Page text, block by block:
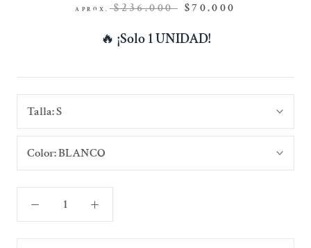
APROX. $236.000 $70.000
🔥 ¡Solo 1 UNIDAD!
Talla:S
Color:BLANCO